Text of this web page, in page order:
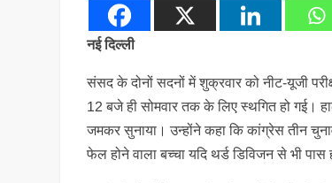
नई दिल्ली
संसद के दोनों सदनों में शुक्रवार को नीट-यूजी
12 बजे ही सोमवार तक के लिए स्थगित हो गई।
जमकर सुनाया। उन्होंने कहा कि कांग्रेस तीन
फेल होने वाला बच्चा यदि थर्ड डिविजन से भी पास